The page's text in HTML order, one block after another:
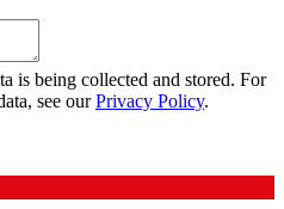
is being collected and stored. For
see ourPrivacy Policy.